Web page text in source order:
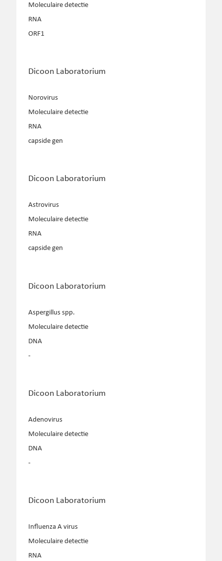
Moleculaire detectie
RNA
ORF1
Dicoon Laboratorium
Norovirus
Moleculaire detectie
RNA
capside gen
Dicoon Laboratorium
Astrovirus
Moleculaire detectie
RNA
capside gen
Dicoon Laboratorium
Aspergillus spp.
Moleculaire detectie
DNA
-
Dicoon Laboratorium
Adenovirus
Moleculaire detectie
DNA
-
Dicoon Laboratorium
Influenza A virus
Moleculaire detectie
RNA